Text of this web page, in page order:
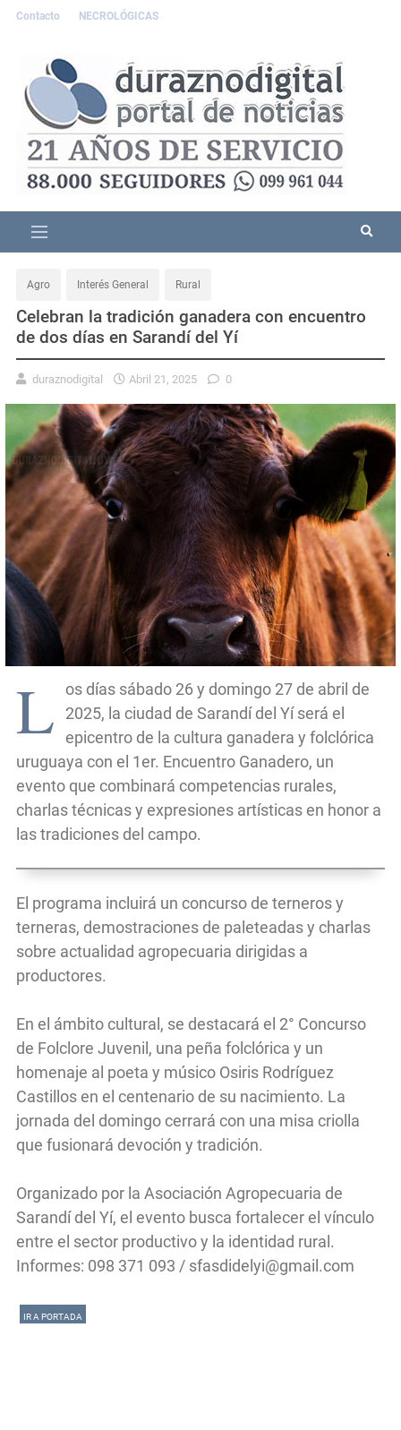
Contacto NECROLÓGICAS
Agro Interés General Rural
Celebran la tradición ganadera con encuentro
de dos días en Sarandí del Yí
duraznodigital Abril 21, 2025 0
L
os días sábado 26 y domingo 27 de abril de
2025, la ciudad de Sarandí del Yí será el
epicentro de la cultura ganadera y folclórica
uruguaya con el 1er. Encuentro Ganadero, un
evento que combinará competencias rurales,
charlas técnicas y expresiones artísticas en honor a
las tradiciones del campo.
El programa incluirá un concurso de terneros y
terneras, demostraciones de paleteadas y charlas
sobre actualidad agropecuaria dirigidas a
productores.
En el ámbito cultural, se destacará el 2° Concurso
de Folclore Juvenil, una peña folclórica y un
homenaje al poeta y músico Osiris Rodríguez
Castillos en el centenario de su nacimiento. La
jornada del domingo cerrará con una misa criolla
que fusionará devoción y tradición.
Organizado por la Asociación Agropecuaria de
Sarandí del Yí, el evento busca fortalecer el vínculo
entre el sector productivo y la identidad rural.
Informes: 098 371 093 / sfasdidelyi@gmail.com
IR A PORTADA